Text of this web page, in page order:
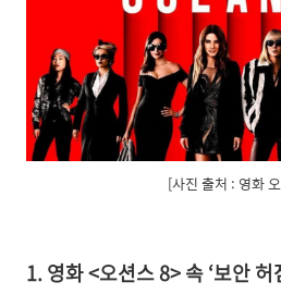
[사진 출처 : 영화
1. 영화 <오션스 8> 속 ‘보안 허